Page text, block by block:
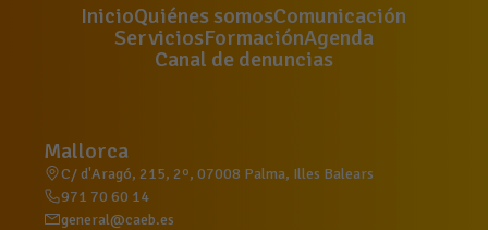
InicioQuiénes somosComunicación
ServiciosFormaciónAgenda
Canal de denuncias
Mallorca
C/ d'Aragó, 215, 2º, 07008 Palma, Illes Balears
971 70 60 14
general@caeb.es